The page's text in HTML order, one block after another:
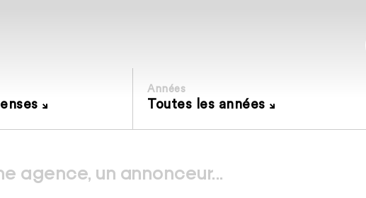
Années
Toutes les années